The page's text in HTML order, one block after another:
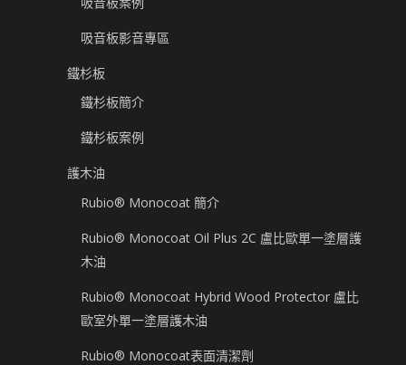
吸音板影音專區
鐵杉板
鐵杉板簡介
鐵杉板案例
護木油
Rubio® Monocoat 簡介
Rubio® Monocoat Oil Plus 2C 盧比歐單一塗層護
木油
Rubio® Monocoat Hybrid Wood Protector 盧比
歐室外單一塗層護木油
Rubio® Monocoat表面清潔劑